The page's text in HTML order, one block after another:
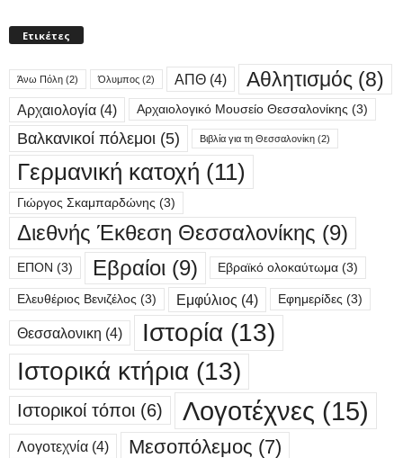
Ετικέτες
Άνω Πόλη (2) Όλυμπος (2) ΑΠΘ (4) Αθλητισμός (8)
Αρχαιολογία (4) Αρχαιολογικό Μουσείο Θεσσαλονίκης (3)
Βαλκανικοί πόλεμοι (5) Βιβλία για τη Θεσσαλονίκη (2)
Γερμανική κατοχή (11)
Γιώργος Σκαμπαρδώνης (3)
Διεθνής Έκθεση Θεσσαλονίκης (9)
ΕΠΟΝ (3) Εβραίοι (9) Εβραϊκό ολοκαύτωμα (3)
Ελευθέριος Βενιζέλος (3) Εμφύλιος (4) Εφημερίδες (3)
Θεσσαλονικη (4) Ιστορία (13)
Ιστορικά κτήρια (13)
Ιστορικοί τόποι (6) Λογοτέχνες (15)
Λογοτεχνία (4) Μεσοπόλεμος (7)